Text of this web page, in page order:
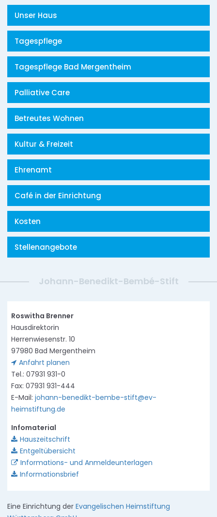
Unser Haus
Tagespflege
Tagespflege Bad Mergentheim
Palliative Care
Betreutes Wohnen
Kultur & Freizeit
Ehrenamt
Café in der Einrichtung
Kosten
Stellenangebote
Johann-Benedikt-Bembé-Stift
Roswitha Brenner
Hausdirektorin
Herrenwiesenstr. 10
97980 Bad Mergentheim
Anfahrt planen
Tel.: 07931 931-0
Fax: 07931 931-444
E-Mail: johann-benedikt-bembe-stift@ev-
heimstiftung.de
Infomaterial
Hauszeitschrift
Entgeltübersicht
Informations- und Anmeldeunterlagen
Informationsbrief
Eine Einrichtung der Evangelischen Heimstiftung